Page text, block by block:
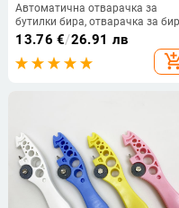
Автоматична отварачка за
бутилки бира, отварачка за
с магнит, отварачка за
надолу от неръждаема
Отварачка за капачки за сода
вино, бира Кухненски
13.76 €/26.91 лв